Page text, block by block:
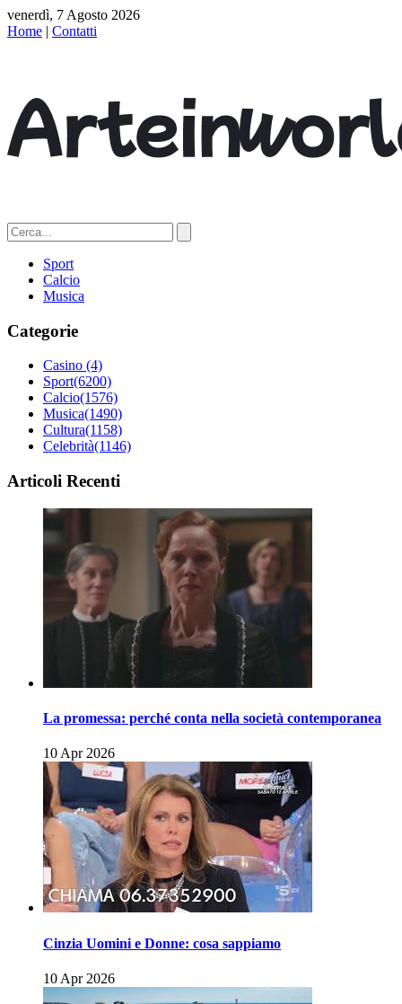
venerdì, 7 Agosto 2026
Home | Contatti
Sport
Calcio
Musica
Categorie
Casino (4)
Sport(6200)
Calcio(1576)
Musica(1490)
Cultura(1158)
Celebrità(1146)
Articoli Recenti
La promessa: perché conta nella società contemporanea
10 Apr 2026
Cinzia Uomini e Donne: cosa sappiamo
10 Apr 2026